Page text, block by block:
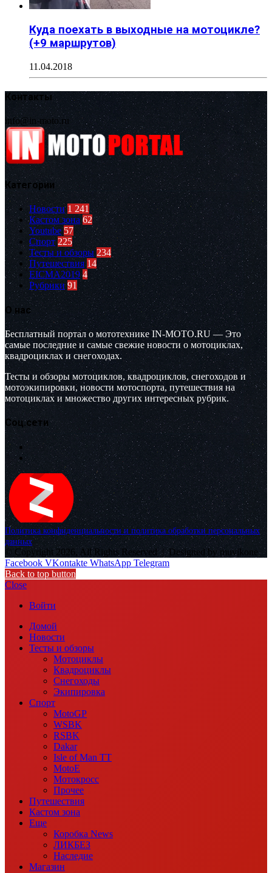
Куда поехать в выходные на мотоцикле?
(+9 маршрутов)
11.04.2018
Контакты
info@in-moto.ru
Категории
Новости 1 241
Кастом зона 62
Youtube 57
Спорт 225
Тесты и обзоры 234
Путешествия 14
EICMA2019 4
Рубрики 91
О нас
Бесплатный портал о мототехнике IN-MOTO.RU — Это
самые последние и самые свежие новости о мотоциклах,
квадроциклах и снегоходах.
Тесты и обзоры мотоциклов, квадроциклов, снегоходов и
мотоэкипировки, новости мотоспорта, путешествия на
мотоциклах и множество других интересных рубрик.
Соц.сети
Политика конфиденциальности и политика обработки персональных
данных
© Copyright 2026, All Rights Reserved |Designed by muvikone
Facebook VKontakte WhatsApp Telegram
Back to top button
Close
Войти
Домой
Новости
Тесты и обзоры
Мотоциклы
Квадроциклы
Снегоходы
Экипировка
Спорт
MotoGP
WSBK
RSBK
Dakar
Isle of Man TT
MotoE
Мотокросс
Прочее
Путешествия
Кастом зона
Еще
Коробка News
ЛИКБЕЗ
Наследие
Магазин